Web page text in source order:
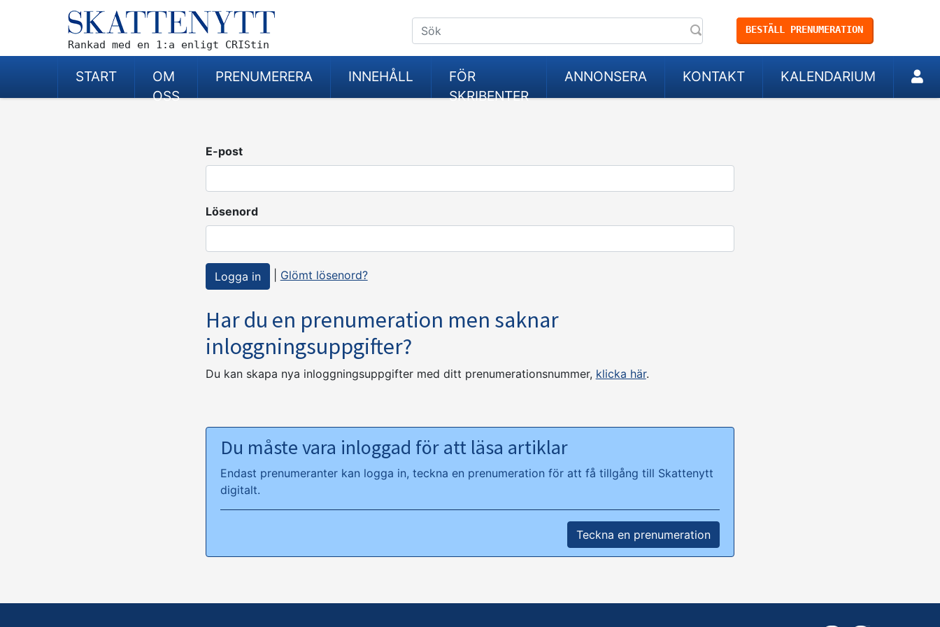
Rankad med en 1:a enligt CRIStin
BESTÄLL PRENUMERATION
START
OM
OSS
PRENUMERERA INNEHÅLL
FÖR
SKRIBENTER
ANNONSERA KONTAKT KALENDARIUM
E-post
Lösenord
Glömt lösenord?
Har du en prenumeration men saknar
inloggningsuppgifter?
Du kan skapa nya inloggningsuppgifter med ditt prenumerationsnummer, klicka här.
Du måste vara inloggad för att läsa artiklar
Endast prenumeranter kan logga in, teckna en prenumeration för att få tillgång till Skattenytt
digitalt.
Teckna en prenumeration